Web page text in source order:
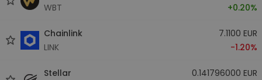
WBT
+0.20%
Chainlink
LINK
7.1100 EUR
-1.20%
Stellar
0.141796000 EUR